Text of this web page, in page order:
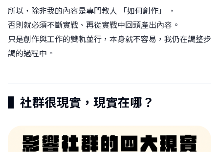
所以，除非我的內容是專門教人 「如何創作」 ，
否則就必須不斷實戰、再從實戰中回頭產出內容。
只是創作與工作的雙軌並行，本身就不容易，我仍在調整步
調的過程中。
▌社群很現實，現實在哪？